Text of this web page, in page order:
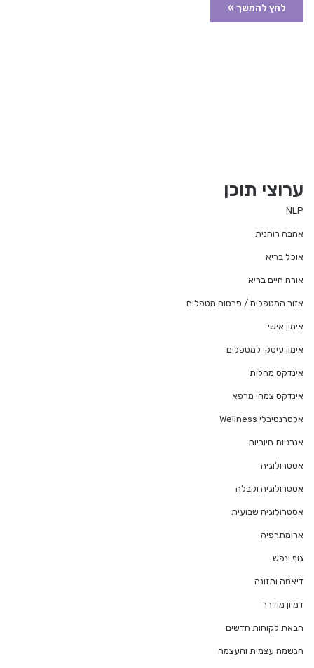
לחץ להמשך »
ערוצי תוכן
NLP
אהבה רוחנית
אוכל בריא
אורח חיים בריא
אזור המטפלים / פרסום מטפלים
אימון אישי
אימון עיסקי למטפלים
אינדקס מחלות
אינדקס צמחי מרפא
אלטרנטיבלי Wellness
אנרגיות חיוביות
אסטרולוגיה
אסטרולוגיה וקבלה
אסטרולוגיה שבועית
ארומתרפיה
גוף ונפש
דיאטה ותזונה
דמיון מודרך
הבאת לקוחות חדשים
הגשמה עצמית והעצמה